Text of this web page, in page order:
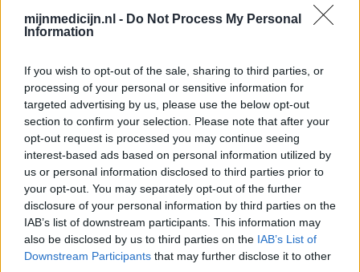
mijnmedicijn.nl - Do Not Process My Personal
Information
If you wish to opt-out of the sale, sharing to third parties, or
processing of your personal or sensitive information for
targeted advertising by us, please use the below opt-out
section to confirm your selection. Please note that after your
opt-out request is processed you may continue seeing
interest-based ads based on personal information utilized by
us or personal information disclosed to third parties prior to
your opt-out. You may separately opt-out of the further
disclosure of your personal information by third parties on the
IAB’s list of downstream participants. This information may
also be disclosed by us to third parties on the IAB’s List of
Downstream Participants that may further disclose it to other
Mirena (2378)
Citalopram (1513)
Depressie - antidepressiva SSRI
Sertraline (1274)
Depressie - antidepressiva SSRI
Paroxetine (1272)
Depressie - antidepressiva SSRI
Simvastatine (1228)
Cholesterol
Champix (1187)
Verslavingsziekten